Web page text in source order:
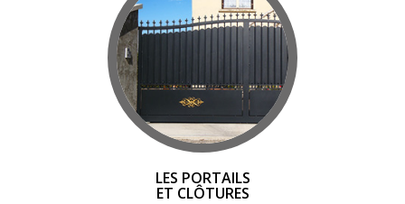
LES PORTAILS
ET CLÔTURES